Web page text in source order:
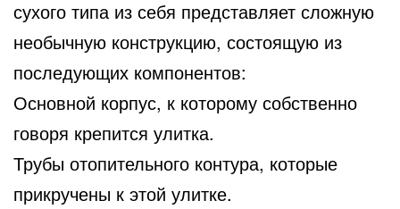
сухого типа из себя представляет сложную
необычную конструкцию, состоящую из
последующих компонентов:
Основной корпус, к которому собственно
говоря крепится улитка.
Трубы отопительного контура, которые
прикручены к этой улитке.